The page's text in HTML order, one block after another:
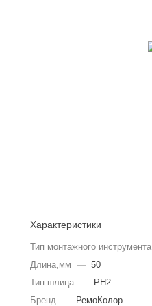
Характеристики
Тип монтажного инструмента
Длина,мм — 50
Тип шлица —
PH2
Бренд — РемоКолор